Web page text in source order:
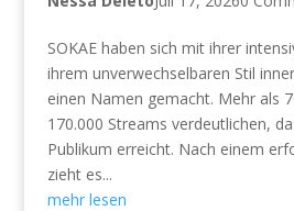
SOKAE haben sich mit ihrer
ihrem unverwechselbaren Stil
einen Namen gemacht. Mehr als
170.000 Streams verdeutlichen,
Publikum erreicht. Nach einem
zieht es...
mehr lesen